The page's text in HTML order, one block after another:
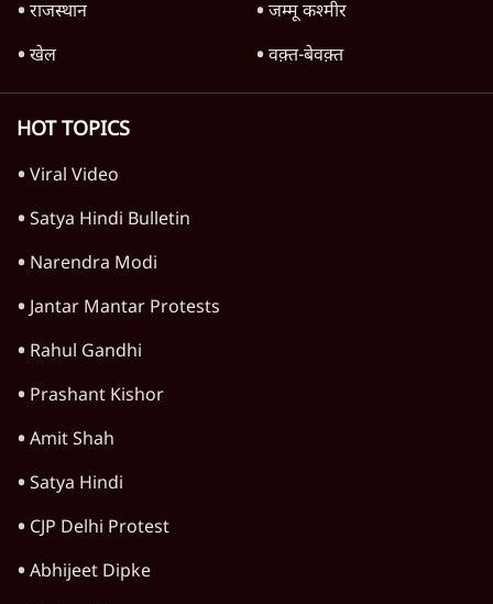
राजस्थान
जम्मू कश्मीर
खेल
वक़्त-बेवक़्त
HOT TOPICS
Viral Video
Satya Hindi Bulletin
Narendra Modi
Jantar Mantar Protests
Rahul Gandhi
Prashant Kishor
Amit Shah
Satya Hindi
CJP Delhi Protest
Abhijeet Dipke